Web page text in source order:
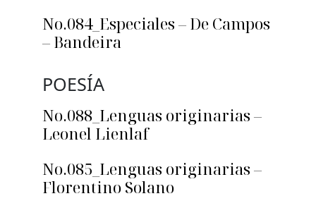
No.084_Especiales – De Campos
– Bandeira
POESÍA
No.088_Lenguas originarias –
Leonel Lienlaf
No.085_Lenguas originarias –
Florentino Solano